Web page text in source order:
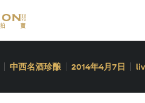
中西名酒珍酿 2014年4月7日